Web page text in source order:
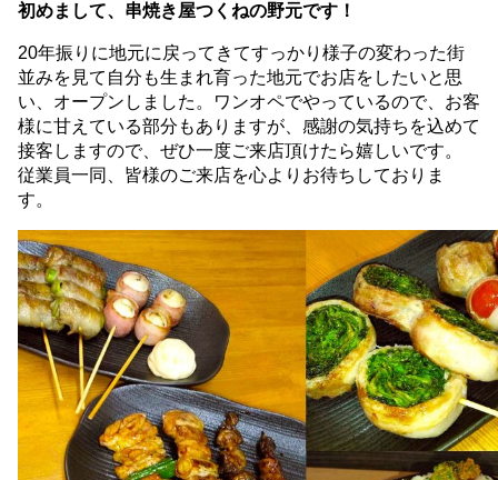
初めまして、串焼き屋つくねの野元です！
20年振りに地元に戻ってきてすっかり様子の変わった街
並みを見て自分も生まれ育った地元でお店をしたいと思
い、オープンしました。ワンオペでやっているので、お客
様に甘えている部分もありますが、感謝の気持ちを込めて
接客しますので、ぜひ一度ご来店頂けたら嬉しいです。
従業員一同、皆様のご来店を心よりお待ちしておりま
す。